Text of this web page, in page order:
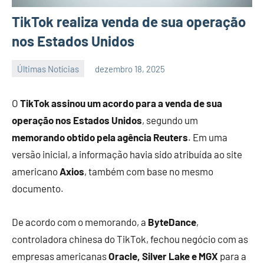
TikTok realiza venda de sua operação
nos Estados Unidos
Últimas Notícias dezembro 18, 2025
O TikTok assinou um acordo para a venda de sua
operação nos Estados Unidos, segundo um
memorando obtido pela agência Reuters. Em uma
versão inicial, a informação havia sido atribuída ao site
americanoAxios, também com base no mesmo
documento.
De acordo com o memorando, a ByteDance,
controladora chinesa do TikTok, fechou negócio com as
empresas americanasOracle, Silver Lake e MGX para a